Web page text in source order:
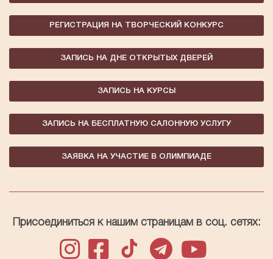
РЕГИСТРАЦИЯ НА ТВОРЧЕСКИЙ КОНКУРС
ЗАПИСЬ НА ДНЕ ОТКРЫТЫХ ДВЕРЕЙ
ЗАПИСЬ НА КУРСЫ
ЗАПИСЬ НА БЕСПЛАТНУЮ САЛОННУЮ УСЛУГУ
ЗАЯВКА НА УЧАСТИЕ В ОЛИМПИАДЕ
Присоединиться к нашим страницам в соц. сетях: